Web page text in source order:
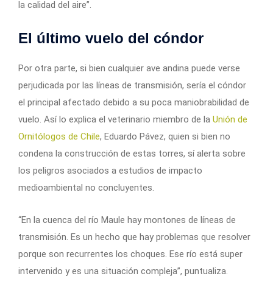
la calidad del aire”.
El último vuelo del cóndor
Por otra parte, si bien cualquier ave andina puede verse
perjudicada por las líneas de transmisión, sería el cóndor
el principal afectado debido a su poca maniobrabilidad de
vuelo. Así lo explica el veterinario miembro de la Unión de
Ornitólogos de Chile, Eduardo Pávez, quien si bien no
condena la construcción de estas torres, sí alerta sobre
los peligros asociados a estudios de impacto
medioambiental no concluyentes.
“En la cuenca del río Maule hay montones de líneas de
transmisión. Es un hecho que hay problemas que resolver
porque son recurrentes los choques. Ese río está super
intervenido y es una situación compleja”, puntualiza.